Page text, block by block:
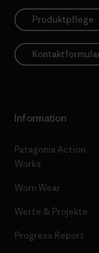
Produktpflege
Information
Patagonia Action
Works
Worn Wear
Werte & Projekte
Progress Report